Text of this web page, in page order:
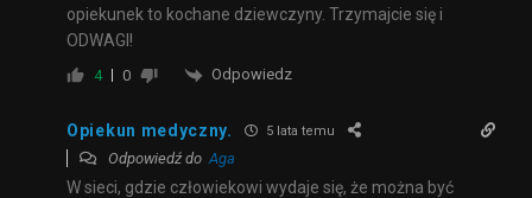
opiekunek to kochane dziewczyny. Trzymajcie się i
ODWAGI!
4 0 Odpowiedz
Opiekun medyczny. 5 lata temu
Odpowiedź do Aga
W sieci, gdzie człowiekowi wydaje się, że można być